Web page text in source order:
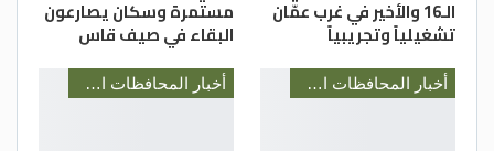
الـ16 والأخير في غرب عمّان
تشغيلياً وتجريبياً
مستمرة وسكان يصارعون
البقاء في صيف قاس
أخبار المحافظات الأردنية أخبار المحافظات الأردنية